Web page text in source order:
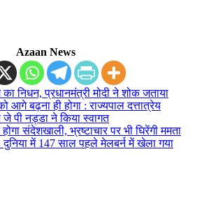
Azaan News
निधन, प्रधानमंत्री मोदी ने शोक जताया
बढ़ना ही होगा : राज्यपाल दत्तात्रेय
पी नड्डा ने किया स्वागत
संदेशखाली, भ्रष्टाचार पर भी घिरेंगी ममता
दुनिया में 147 साल पहले मेलबर्न में खेला गया